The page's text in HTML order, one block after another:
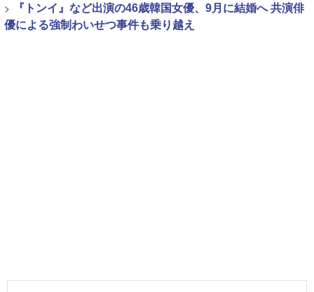
>
『トンイ』など出演の46歳韓国女優、9月に結婚へ 共演俳
優による強制わいせつ事件も乗り越え